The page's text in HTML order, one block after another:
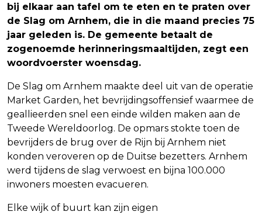
bij elkaar aan tafel om te eten en te praten over
de Slag om Arnhem, die in die maand precies 75
jaar geleden is. De gemeente betaalt de
zogenoemde herinneringsmaaltijden, zegt een
woordvoerster woensdag.
De Slag om Arnhem maakte deel uit van de operatie
Market Garden, het bevrijdingsoffensief waarmee de
geallieerden snel een einde wilden maken aan de
Tweede Wereldoorlog. De opmars stokte toen de
bevrijders de brug over de Rijn bij Arnhem niet
konden veroveren op de Duitse bezetters. Arnhem
werd tijdens de slag verwoest en bijna 100.000
inwoners moesten evacueren.
Elke wijk of buurt kan zijn eigen